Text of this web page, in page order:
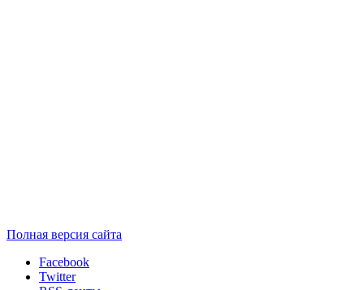
Полная версия сайта
Facebook
Twitter